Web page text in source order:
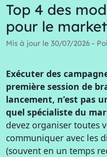
Top 4 des
pour le
Mis à jour le 30/07/2026 -
Exécuter des
première session de
lancement, n’est pas
quel spécialiste du
devez organiser toutes
communiquer avec les
(souvent en un temps